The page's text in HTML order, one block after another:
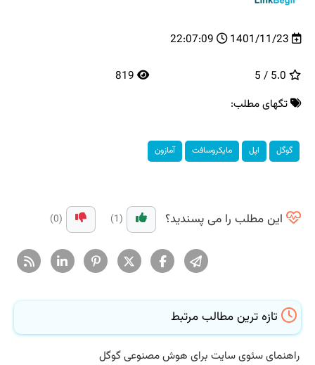
1401/11/23
22:07:09
تگهای مطلب:
گوگل اپل مایكروسافت آمازون
این مطلب را می پسندید؟ (1)
(0)
تازه ترین مطالب مرتبط
راهنمای سئوی سایت برای هوش مصنوعی گوگل